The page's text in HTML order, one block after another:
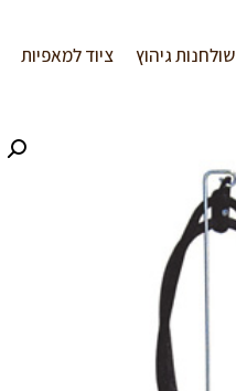
שולחנות גיהוץ ציוד למאפיות